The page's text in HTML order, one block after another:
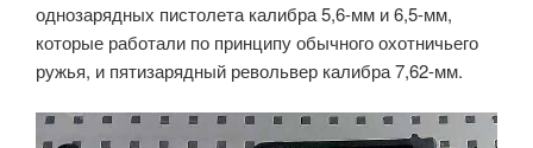
однозарядных пистолета калибра 5,6-мм и 6,5-мм,
которые работали по принципу обычного охотничьего
ружья, и пятизарядный револьвер калибра 7,62-мм.